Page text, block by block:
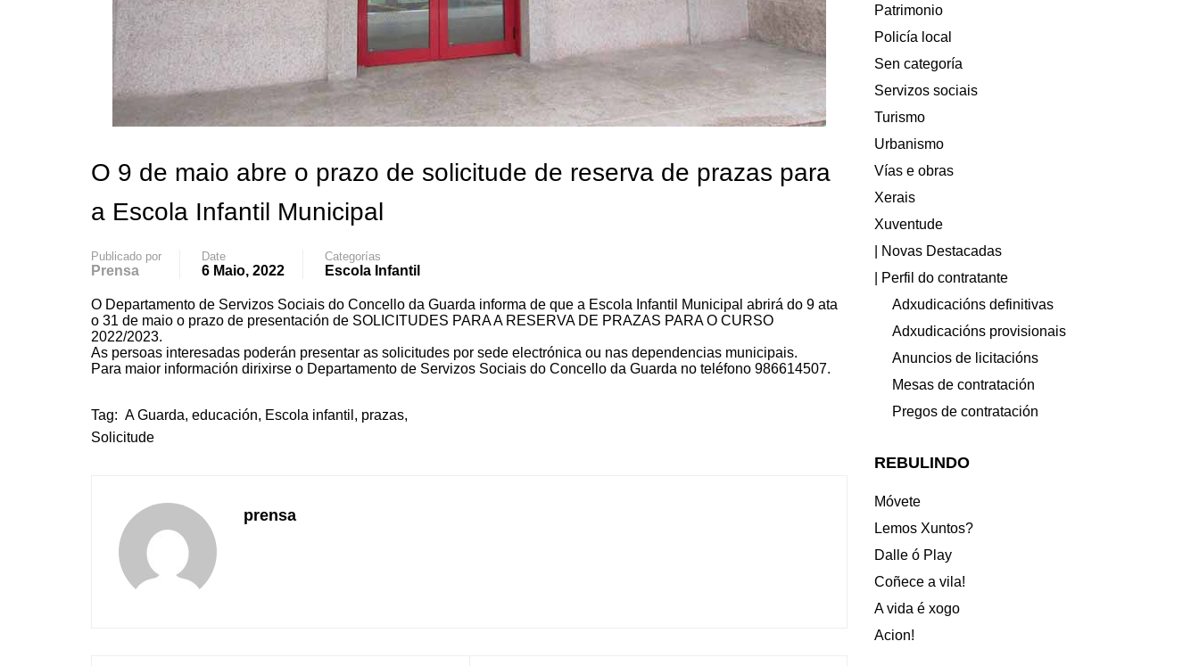
O 9 de maio abre o prazo de solicitude de reserva de prazas para
a Escola Infantil Municipal
Publicado por
Prensa
Date
6 Maio, 2022
Categorías
Escola Infantil
O Departamento de Servizos Sociais do Concello da Guarda informa de que a Escola Infantil Municipal abrirá do 9 ata
o 31 de maio o prazo de presentación de SOLICITUDES PARA A RESERVA DE PRAZAS PARA O CURSO
2022/2023.
As persoas interesadas poderán presentar as solicitudes por sede electrónica ou nas dependencias municipais.
Para maior información dirixirse o Departamento de Servizos Sociais do Concello da Guarda no teléfono 986614507.
Tag: A Guarda, educación, Escola infantil , prazas,
Solicitude
prensa
Patrimonio
Policía local
Sen categoría
Servizos sociais
Turismo
Urbanismo
Vías e obras
Xerais
Xuventude
| Novas Destacadas
| Perfil do contratante
Adxudicacións definitivas
Adxudicacións provisionais
Anuncios de licitacións
Mesas de contratación
Pregos de contratación
REBULINDO
Móvete
Lemos Xuntos?
Dalle ó Play
Coñece a vila!
A vida é xogo
Acion!